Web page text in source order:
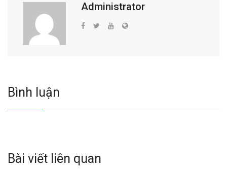
Administrator
Bình luận
Bài viết liên quan